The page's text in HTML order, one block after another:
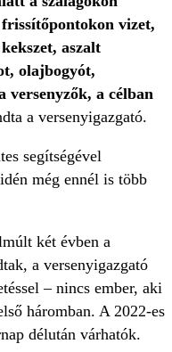
vizet,
aszalt
olajbogyót,
versenyzők, a célban
a versenyigazgató.
segítségével
még ennél is több
két évben a
a versenyigazgató
– nincs ember, aki
háromban. A 2022-es
délután várhatók.